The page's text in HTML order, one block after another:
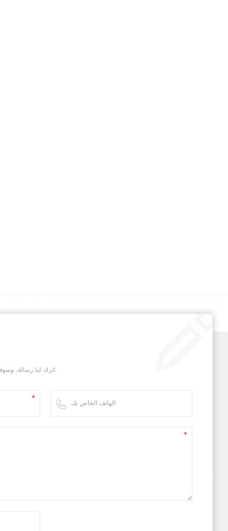
اترك لنا رسالة، وسوف نقوم بالرد عليك في أسرع وقت ممكن.